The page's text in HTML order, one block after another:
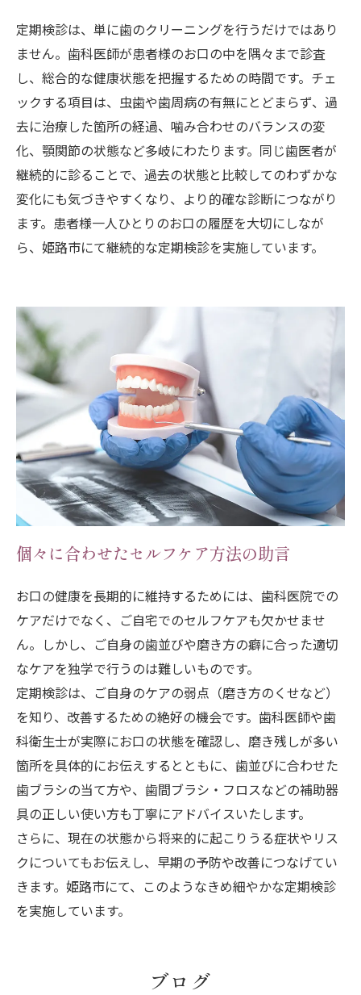
定期検診は、単に歯のクリーニングを行うだけではあり
ません。歯科医師が患者様のお口の中を隅々まで診査
し、総合的な健康状態を把握するための時間です。チェ
ックする項目は、虫歯や歯周病の有無にとどまらず、過
去に治療した箇所の経過、噛み合わせのバランスの変
化、顎関節の状態など多岐にわたります。同じ歯医者が
継続的に診ることで、過去の状態と比較してのわずかな
変化にも気づきやすくなり、より的確な診断につながり
ます。患者様一人ひとりのお口の履歴を大切にしなが
ら、姫路市にて継続的な定期検診を実施しています。
個々に合わせたセルフケア方法の助言
お口の健康を長期的に維持するためには、歯科医院での
ケアだけでなく、ご自宅でのセルフケアも欠かせませ
ん。しかし、ご自身の歯並びや磨き方の癖に合った適切
なケアを独学で行うのは難しいものです。
定期検診は、ご自身のケアの弱点（磨き方のくせなど）
を知り、改善するための絶好の機会です。歯科医師や歯
科衛生士が実際にお口の状態を確認し、磨き残しが多い
箇所を具体的にお伝えするとともに、歯並びに合わせた
歯ブラシの当て方や、歯間ブラシ・フロスなどの補助器
具の正しい使い方も丁寧にアドバイスいたします。
さらに、現在の状態から将来的に起こりうる症状やリス
クについてもお伝えし、早期の予防や改善につなげてい
きます。姫路市にて、このようなきめ細やかな定期検診
を実施しています。
ブログ